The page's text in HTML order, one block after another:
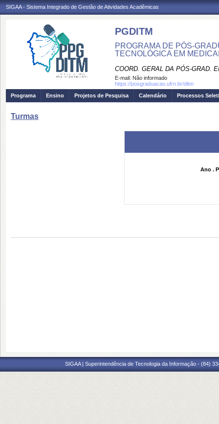
SIGAA - Sistema Integrado de Gestão de Atividades Acadêmicas
PGDITM
PROGRAMA DE PÓS-
TECNOLÓGICA EM
COORD. GERAL DA PÓS-GRAD.
E-mail: Não informado
https://posgraduacao.ufrn.br/ditm
Programa
Ensino Projetos de Pesquisa Calendário Processos
Turmas
Ano .
SIGAA | Superintendência de Tecnologia da Informação - (84)